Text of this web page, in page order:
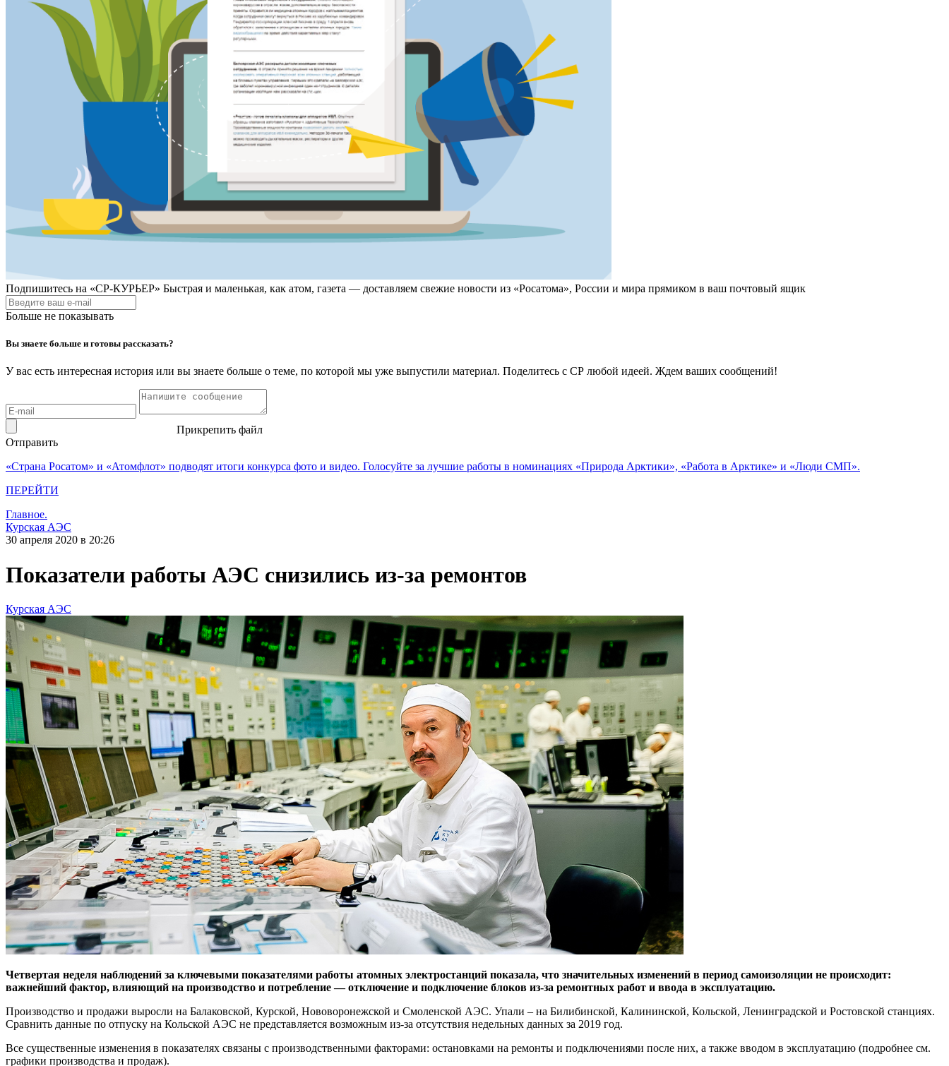
Подпишитесь на «СР-КУРЬЕР» Быстрая и маленькая, как атом, газета — доставляем свежие новости из «Росатома», России и мира прямиком в ваш почтовый ящик
Больше не показывать
Вы знаете больше и готовы рассказать?
У вас есть интересная история или вы знаете больше о теме, по которой мы уже выпустили материал. Поделитесь с СР любой идеей. Ждем ваших сообщений!
Прикрепить файл
Отправить
«Страна Росатом» и «Атомфлот» подводят итоги конкурса фото и видео. Голосуйте за лучшие работы в номинациях «Природа Арктики», «Работа в Арктике» и «Люди СМП».
ПЕРЕЙТИ
Главное.
Курская АЭС
30 апреля 2020 в 20:26
Показатели работы АЭС снизились из-за ремонтов
Курская АЭС
Четвертая неделя наблюдений за ключевыми показателями работы атомных электростанций показала, что значительных изменений в период самоизоляции не происходит:
важнейший фактор, влияющий на производство и потребление — отключение и подключение блоков из-за ремонтных работ и ввода в эксплуатацию.
Производство и продажи выросли на Балаковской, Курской, Нововоронежской и Смоленской АЭС. Упали – на Билибинской, Калининской, Кольской, Ленинградской и Ростовской станциях.
Сравнить данные по отпуску на Кольской АЭС не представляется возможным из-за отсутствия недельных данных за 2019 год.
Все существенные изменения в показателях связаны с производственными факторами: остановками на ремонты и подключениями после них, а также вводом в эксплуатацию (подробнее см.
графики производства и продаж).